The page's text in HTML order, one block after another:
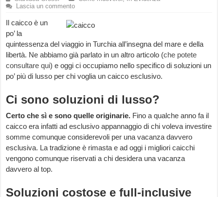
Lascia un commento
Il caicco è un
po’ la
quintessenza del viaggio in Turchia all’insegna del mare e della
libertà. Ne abbiamo già parlato in un altro articolo (che potete
consultare qui) e oggi ci occupiamo nello specifico di soluzioni un
po’ più di lusso per chi voglia un caicco esclusivo.
Ci sono soluzioni di lusso?
Certo che sì e sono quelle originarie. Fino a qualche anno fa il
caicco era infatti ad esclusivo appannaggio di chi voleva investire
somme comunque considerevoli per una vacanza davvero
esclusiva. La tradizione è rimasta e ad oggi i migliori caicchi
vengono comunque riservati a chi desidera una vacanza
davvero al top.
Soluzioni costose e full-inclusive